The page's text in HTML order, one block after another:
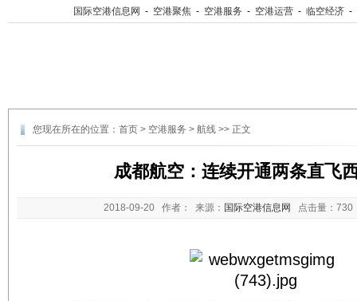
国际空港信息网 - 空港聚焦 - 空港服务 - 空港运营 - 临空经济 -
您现在所在的位置： 首页 > 空港服务 > 航线 >> 正文
成都航空：连续开通两条直飞
2018-09-20 作者： 来源： 国际空港信息网 点击量：